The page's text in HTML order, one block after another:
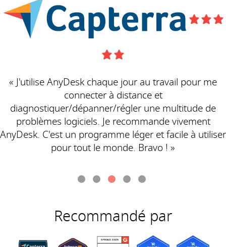
« J'utilise AnyDesk chaque jour au travail pour me
connecter à distance et
diagnostiquer/dépanner/régler une multitude de
problèmes logiciels. Je recommande vivement
AnyDesk. C'est un programme léger et facile à utiliser
pour tout le monde. Bravo ! »
Recommandé par